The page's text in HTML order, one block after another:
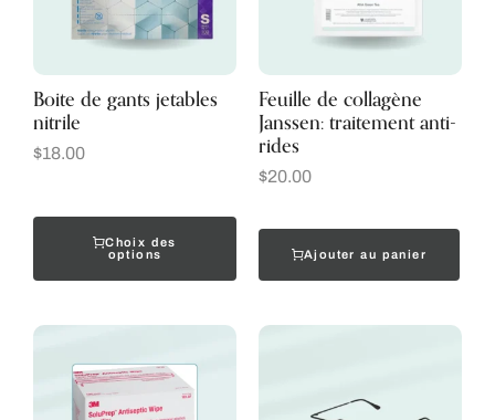
Boite de gants jetables
nitrile
$18.00
Choix des
options
Feuille de collagène
Janssen: traitement anti-
rides
$20.00
Ajouter au panier